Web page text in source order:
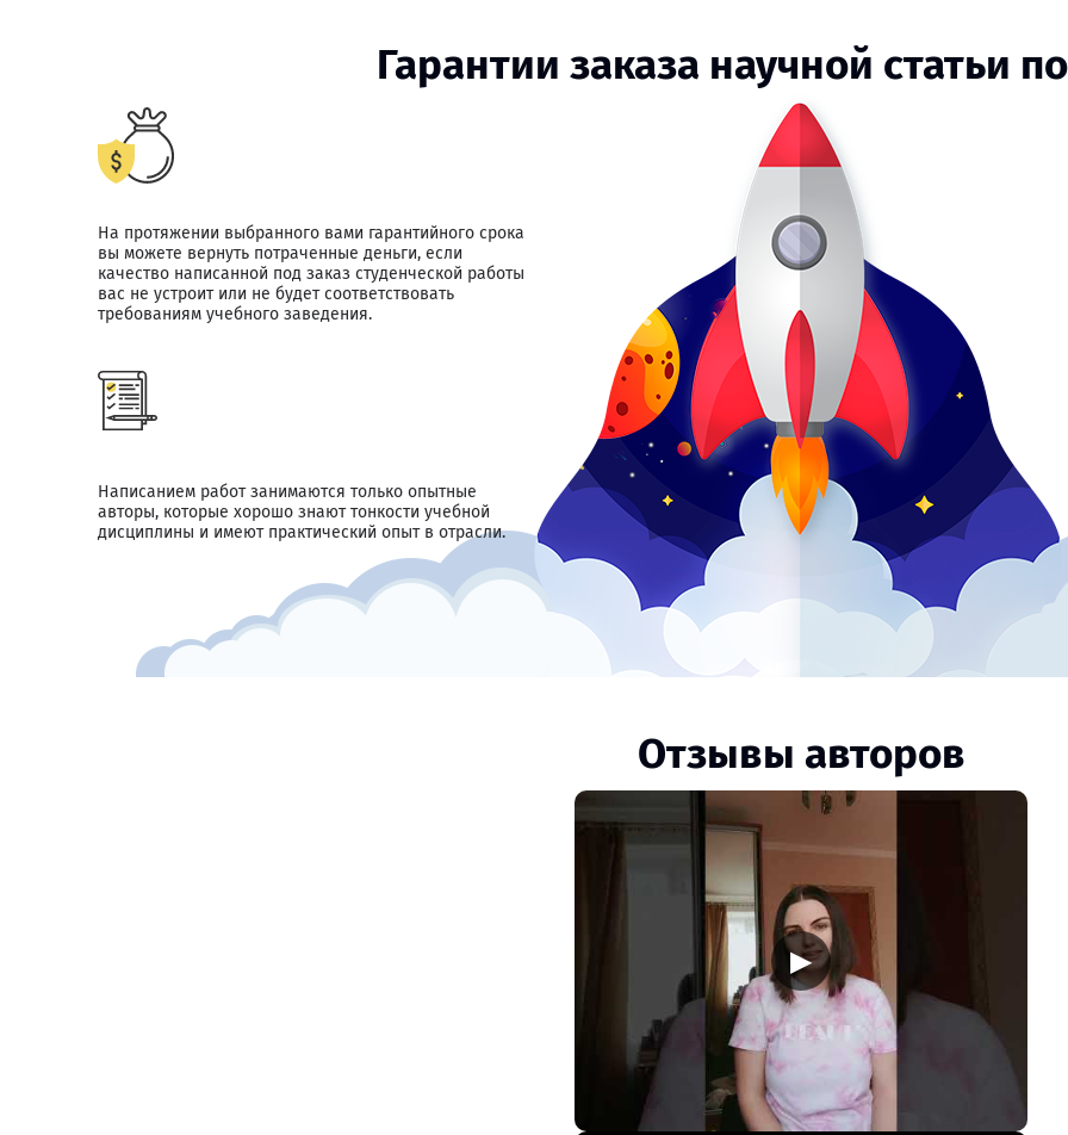
Гарантии заказа научной статьи
На протяжении выбранного вами гарантийного срока
вы можете вернуть потраченные деньги, если
качество написанной под заказ студенческой работы
вас не устроит или не будет соответствовать
требованиям учебного заведения.
Написанием работ занимаются только опытные
авторы, которые хорошо знают тонкости учебной
дисциплины и имеют практический опыт в отрасли.
Отзывы авторов
▶